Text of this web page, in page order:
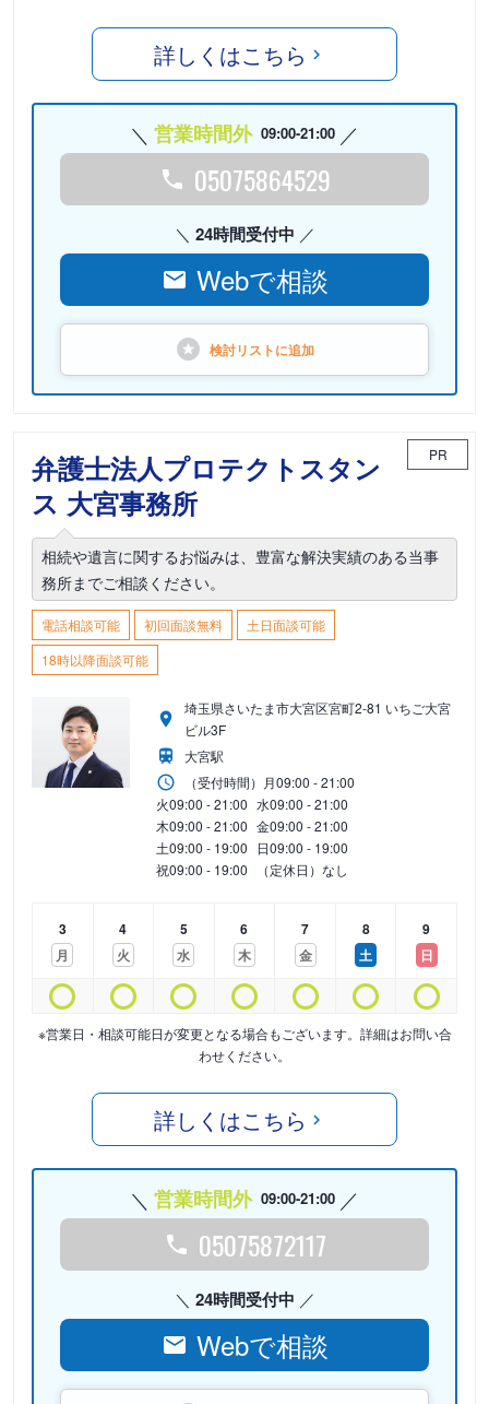
詳しくはこちら
営業時間外 09:00-21:00
05075864529
24時間受付中
Webで相談
検討リストに追加
弁護士法人プロテクトスタン
ス 大宮事務所
PR
相続や遺言に関するお悩みは、豊富な解決実績のある当事
務所までご相談ください。
電話相談可能 初回面談無料
土日面談可能
18時以降面談可能
埼玉県さいたま市大宮区宮町2-81 いちご大宮
ビル3F
大宮駅
（受付時間） 月09:00 - 21:00
火09:00 - 21:00 水09:00 - 21:00
木09:00 - 21:00 金09:00 - 21:00
土09:00 - 19:00 日09:00 - 19:00
祝09:00 - 19:00 （定休日）なし
3
月
4
火
5
水
6
木
7
金
8
土
9
日
※営業日・相談可能日が変更となる場合もございます。詳細はお問い合
わせください。
詳しくはこちら
営業時間外 09:00-21:00
05075872117
24時間受付中
Webで相談